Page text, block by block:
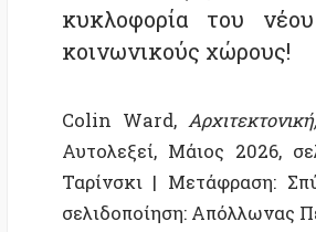
Colin Ward,Αρχιτεκτονική,
Αυτολεξεί, Μάιος 2026, σελ.
Ταρίνσκι | Μετάφραση:
Εισαγωγή: Νίκος
Σχολής Αρχιτεκτόνων ΕΜΠ).